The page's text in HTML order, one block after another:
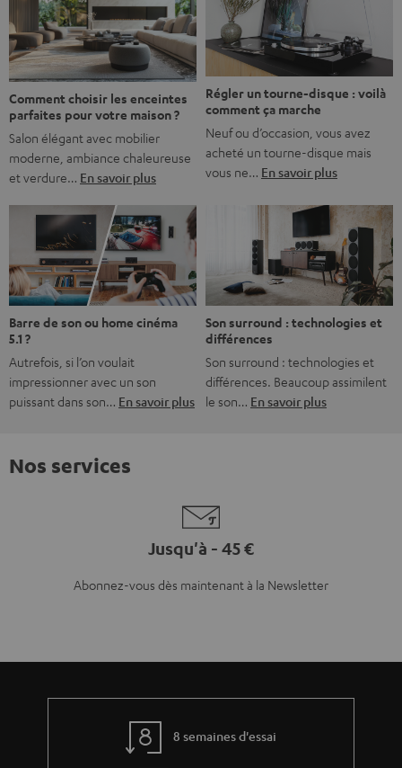
l’immersion. Rassurez-vous, on a tous vécu ça. Mais la
bonne nouvelle, c’est […]
Comment choisir les enceintes
parfaites pour votre maison ?
Salon élégant avec mobilier
moderne, ambiance chaleureuse
et verdure… En savoir plus
Régler un tourne-disque : voilà
comment ça marche
Neuf ou d’occasion, vous avez
acheté un tourne-disque mais
vous ne… En savoir plus
Barre de son ou home cinéma
5.1 ?
Autrefois, si l’on voulait
impressionner avec un son
puissant dans son… En savoir plus
Son surround : technologies et
différences
Son surround : technologies et
différences. Beaucoup assimilent
le son… En savoir plus
Nos services
Jusqu'à - 45 €
Abonnez-vous dès maintenant à la Newsletter
8 semaines d'essai